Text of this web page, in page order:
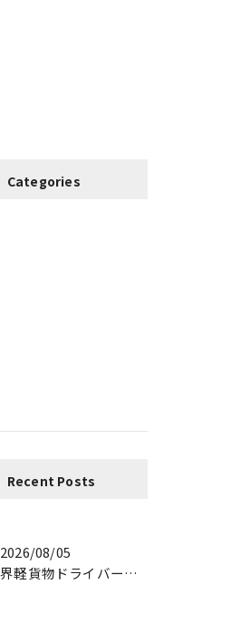
Categories
Recent Posts
2026/08/05
限界軽貨物ドライバーが最低限やるべき！？「ズボラ経費防衛術」